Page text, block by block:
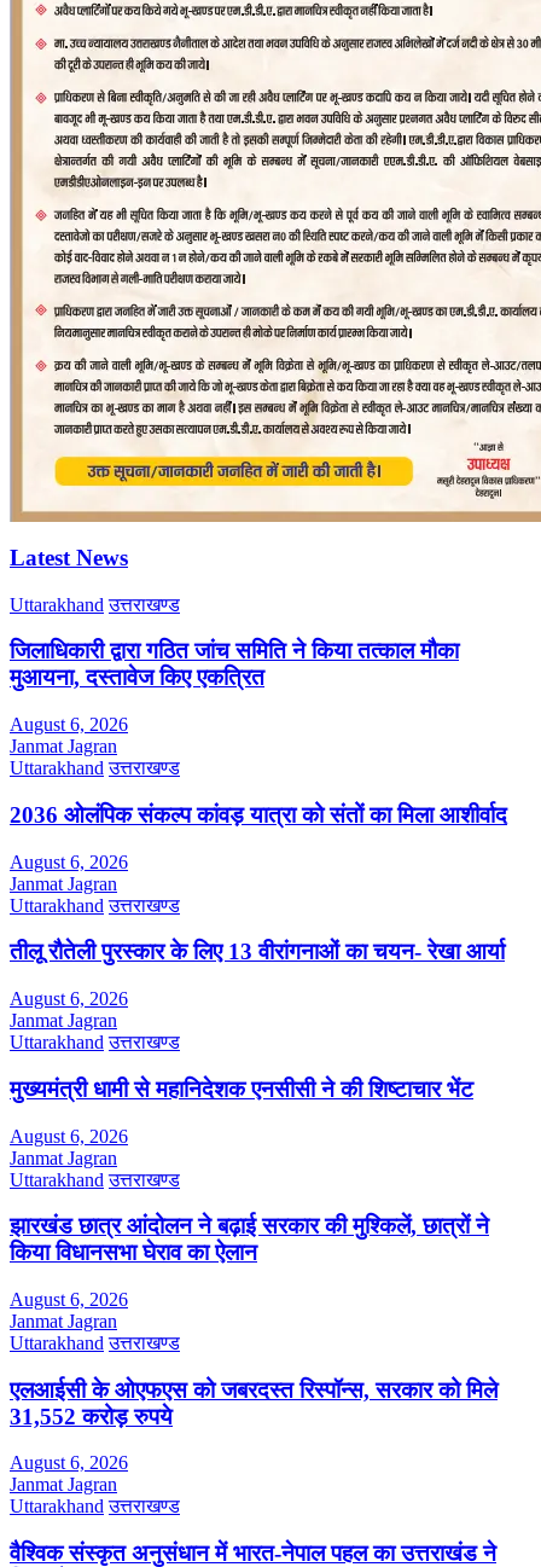
Latest News
Uttarakhand उत्तराखण्ड
जिलाधिकारी द्वारा गठित जांच समिति ने किया तत्काल मौका
मुआयना, दस्तावेज किए एकत्रित
August 6, 2026
Janmat Jagran
Uttarakhand उत्तराखण्ड
2036 ओलंपिक संकल्प कांवड़ यात्रा को संतों का मिला आशीर्वाद
August 6, 2026
Janmat Jagran
Uttarakhand उत्तराखण्ड
तीलू रौतेली पुरस्कार के लिए 13 वीरांगनाओं का चयन- रेखा आर्या
August 6, 2026
Janmat Jagran
Uttarakhand उत्तराखण्ड
मुख्यमंत्री धामी से महानिदेशक एनसीसी ने की शिष्टाचार भेंट
August 6, 2026
Janmat Jagran
Uttarakhand उत्तराखण्ड
झारखंड छात्र आंदोलन ने बढ़ाई सरकार की मुश्किलें, छात्रों ने
किया विधानसभा घेराव का ऐलान
August 6, 2026
Janmat Jagran
Uttarakhand उत्तराखण्ड
एलआईसी के ओएफएस को जबरदस्त रिस्पॉन्स, सरकार को मिले
31,552 करोड़ रुपये
August 6, 2026
Janmat Jagran
Uttarakhand उत्तराखण्ड
वैश्विक संस्कृत अनुसंधान में भारत-नेपाल पहल का उत्तराखंड ने